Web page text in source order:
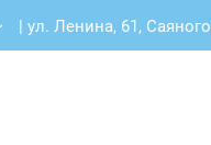
| ул. Ленина, 61,